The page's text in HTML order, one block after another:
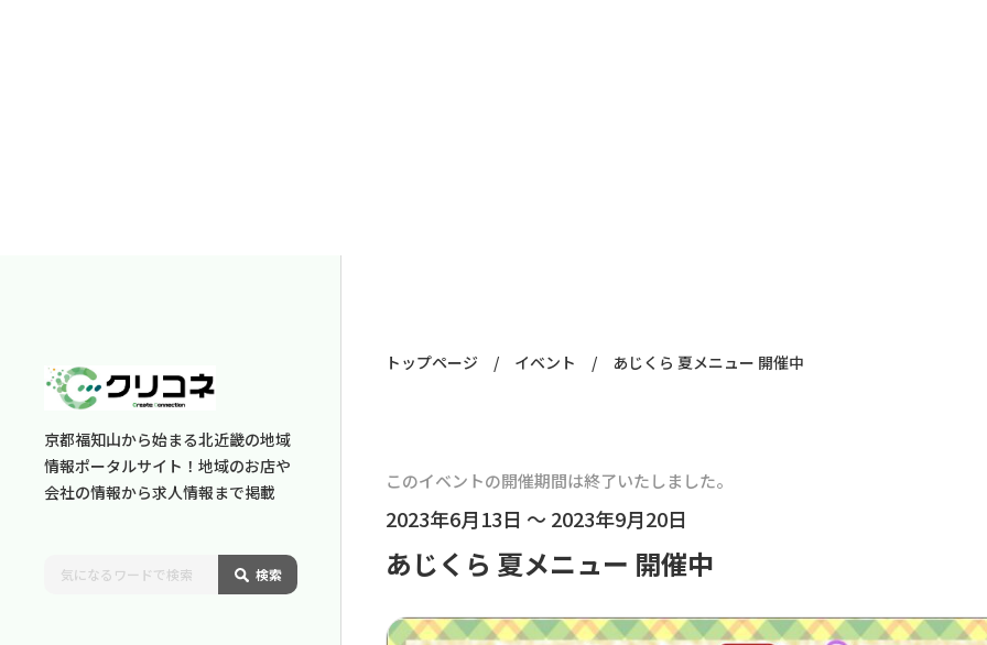
トップページ / イベント / あじくら 夏メニュー 開催中
このイベントの開催期間は終了いたしました。
2023年6月13日 ～ 2023年9月20日
あじくら 夏メニュー 開催中
京都福知山から始まる北近畿の地域
情報ポータルサイト！地域のお店や
会社の情報から求人情報まで掲載
検索